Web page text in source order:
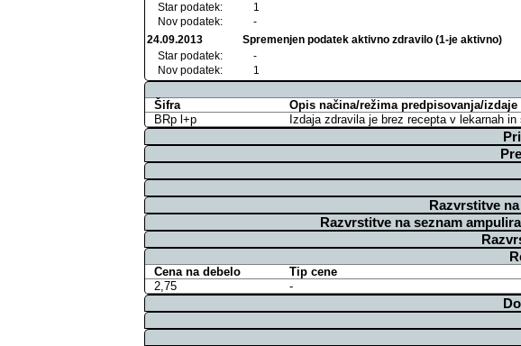
Star podatek:
1
Nov podatek:
-
24.09.2013
Spremenjen podatek aktivno zdravilo (1-je aktivno)
Star podatek:
-
Nov podatek:
1
Šifra Opis načina/režima predpisovanja/izdaje
BRp l+p
Izdaja zdravila je brez recepta v lekarnah
Razvrstitve
Razvrstitve na seznam
Cena na debelo Tip cene
2,75
-